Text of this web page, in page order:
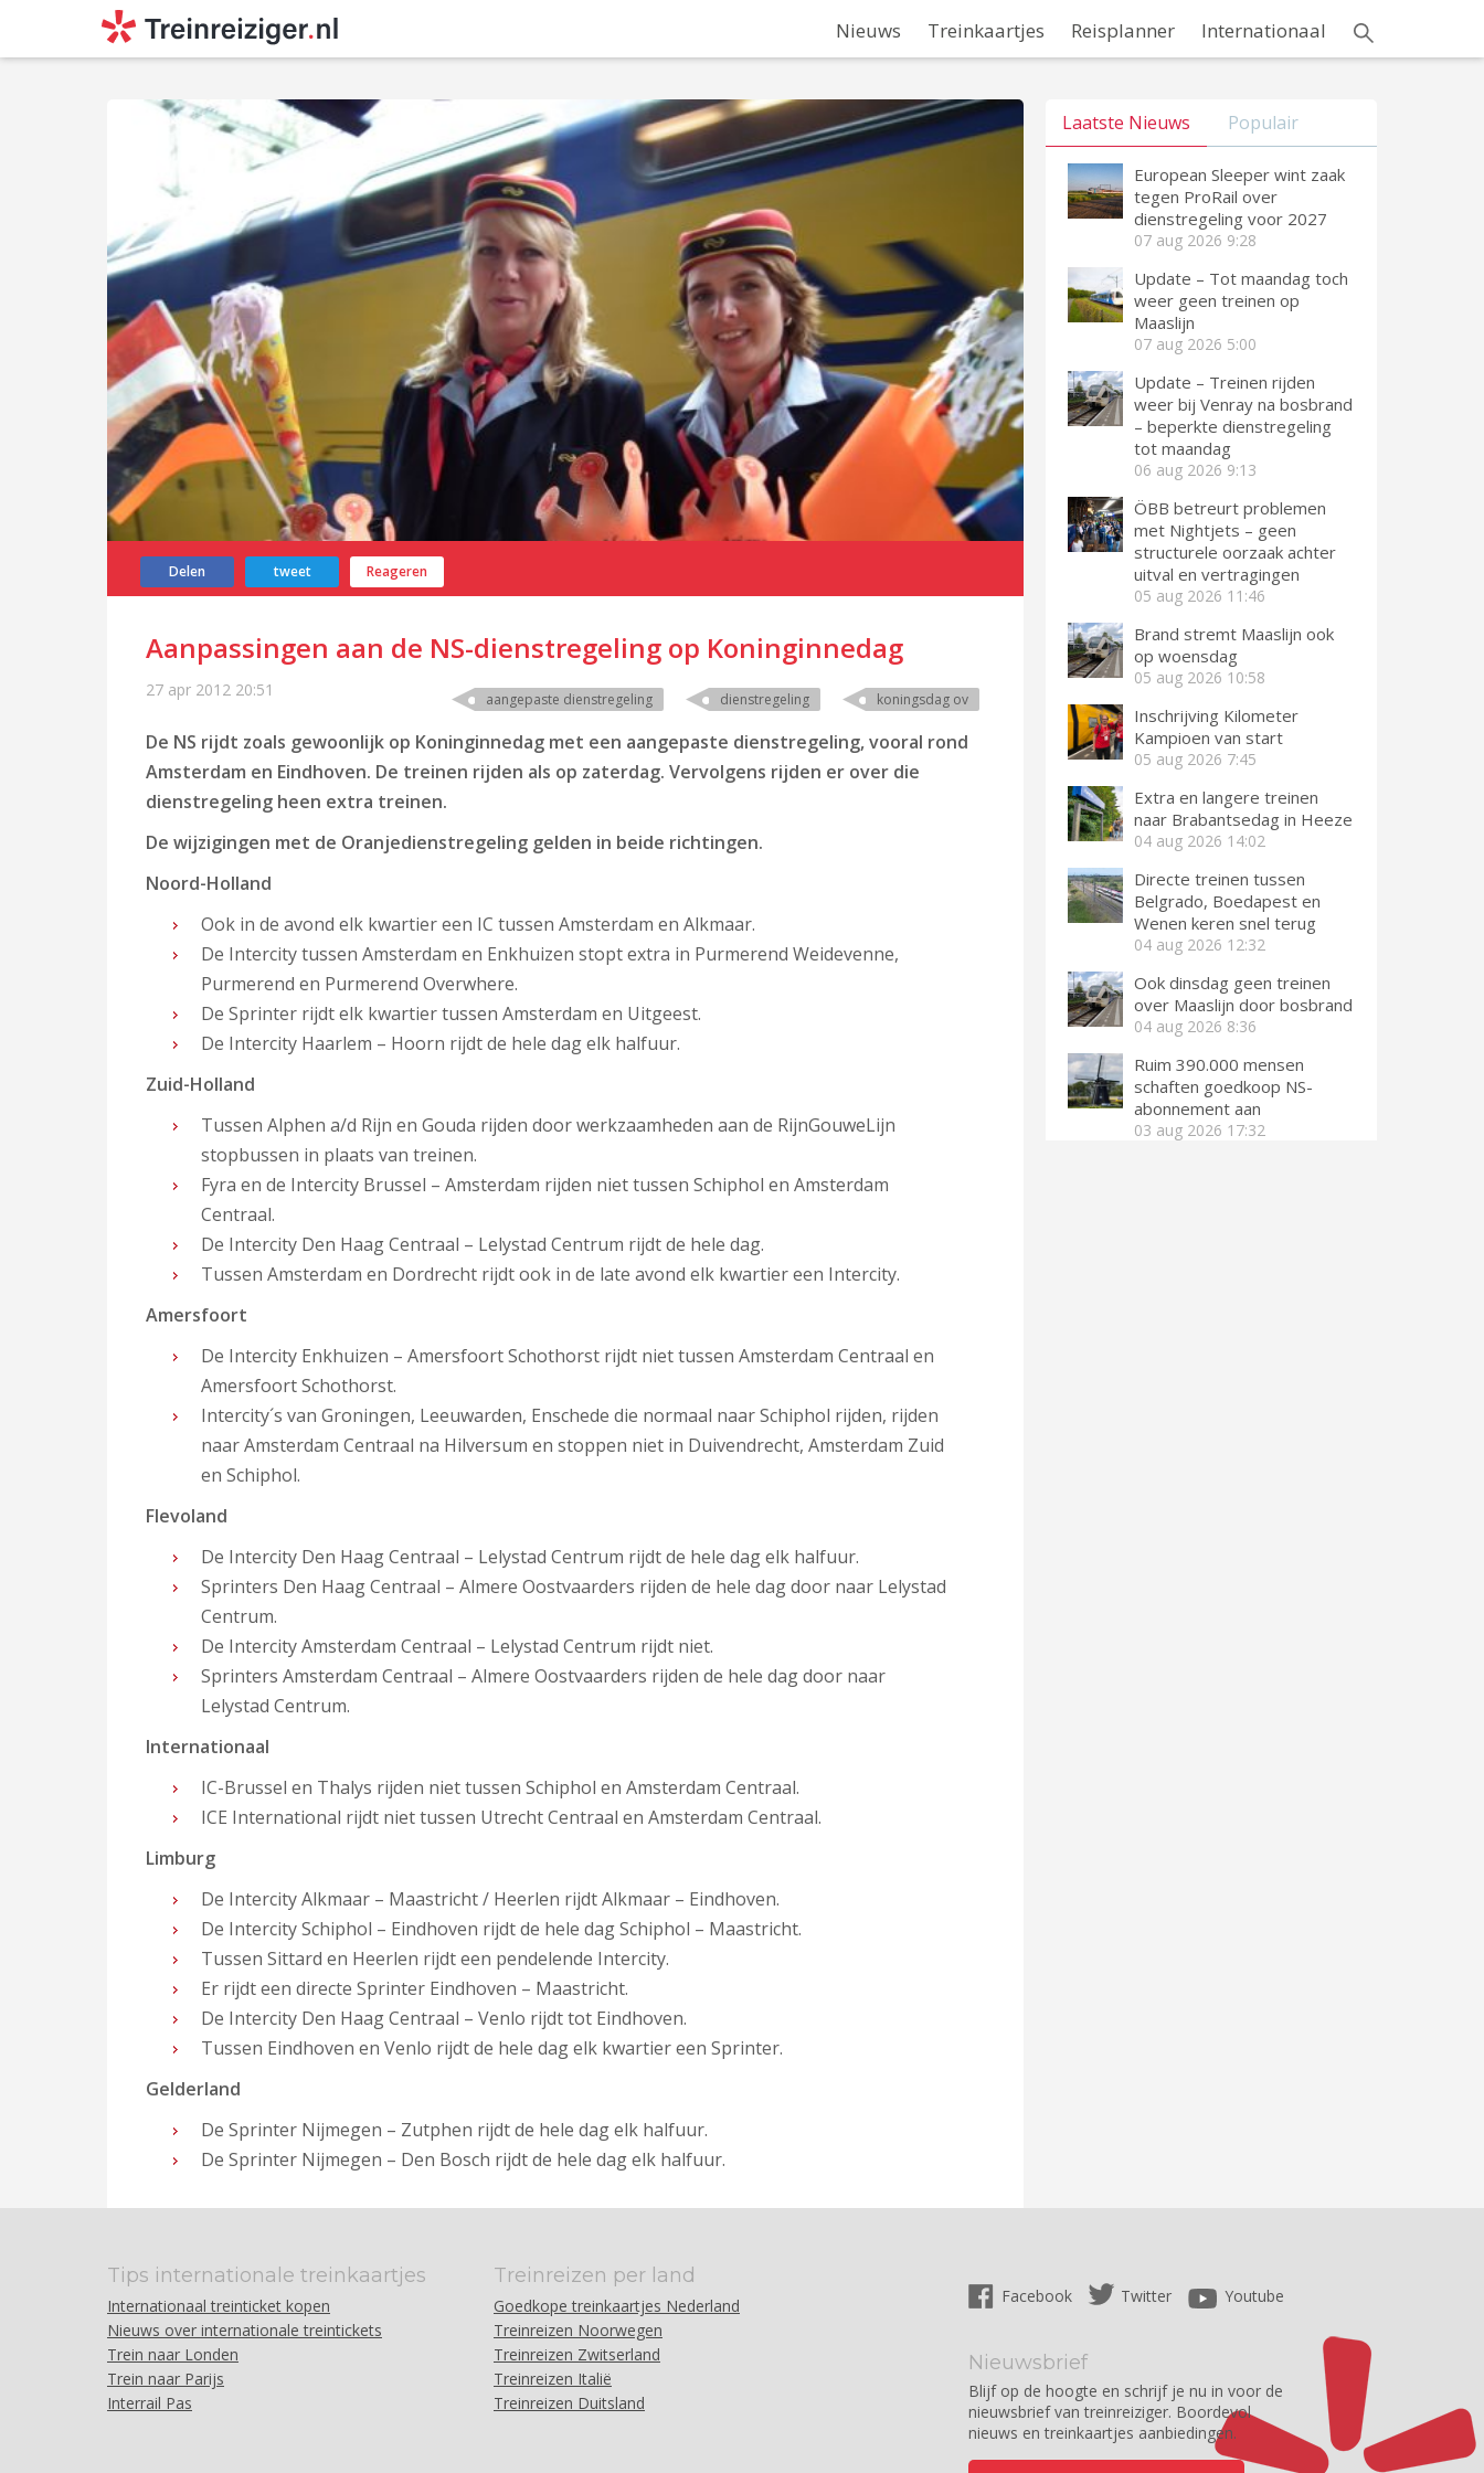
Nieuws Treinkaartjes Reisplanner Internationaal
Delen tweet Reageren
Aanpassingen aan de NS-dienstregeling op Koninginnedag
27 apr 2012 20:51 aangepaste dienstregeling dienstregeling koningsdag ov
De NS rijdt zoals gewoonlijk op Koninginnedag met een aangepaste dienstregeling, vooral rond
Amsterdam en Eindhoven. De treinen rijden als op zaterdag. Vervolgens rijden er over die
dienstregeling heen extra treinen.
De wijzigingen met de Oranjedienstregeling gelden in beide richtingen.
Noord-Holland
Ook in de avond elk kwartier een IC tussen Amsterdam en Alkmaar.
De Intercity tussen Amsterdam en Enkhuizen stopt extra in Purmerend Weidevenne,
Purmerend en Purmerend Overwhere.
De Sprinter rijdt elk kwartier tussen Amsterdam en Uitgeest.
De Intercity Haarlem – Hoorn rijdt de hele dag elk halfuur.
Zuid-Holland
Tussen Alphen a/d Rijn en Gouda rijden door werkzaamheden aan de RijnGouweLijn
stopbussen in plaats van treinen.
Fyra en de Intercity Brussel – Amsterdam rijden niet tussen Schiphol en Amsterdam
Centraal.
De Intercity Den Haag Centraal – Lelystad Centrum rijdt de hele dag.
Tussen Amsterdam en Dordrecht rijdt ook in de late avond elk kwartier een Intercity.
Amersfoort
De Intercity Enkhuizen – Amersfoort Schothorst rijdt niet tussen Amsterdam Centraal en
Amersfoort Schothorst.
Intercity´s van Groningen, Leeuwarden, Enschede die normaal naar Schiphol rijden, rijden
naar Amsterdam Centraal na Hilversum en stoppen niet in Duivendrecht, Amsterdam Zuid
en Schiphol.
Flevoland
De Intercity Den Haag Centraal – Lelystad Centrum rijdt de hele dag elk halfuur.
Sprinters Den Haag Centraal – Almere Oostvaarders rijden de hele dag door naar Lelystad
Centrum.
De Intercity Amsterdam Centraal – Lelystad Centrum rijdt niet.
Sprinters Amsterdam Centraal – Almere Oostvaarders rijden de hele dag door naar
Lelystad Centrum.
Internationaal
IC-Brussel en Thalys rijden niet tussen Schiphol en Amsterdam Centraal.
ICE International rijdt niet tussen Utrecht Centraal en Amsterdam Centraal.
Limburg
De Intercity Alkmaar – Maastricht / Heerlen rijdt Alkmaar – Eindhoven.
De Intercity Schiphol – Eindhoven rijdt de hele dag Schiphol – Maastricht.
Tussen Sittard en Heerlen rijdt een pendelende Intercity.
Er rijdt een directe Sprinter Eindhoven – Maastricht.
De Intercity Den Haag Centraal – Venlo rijdt tot Eindhoven.
Tussen Eindhoven en Venlo rijdt de hele dag elk kwartier een Sprinter.
Gelderland
De Sprinter Nijmegen – Zutphen rijdt de hele dag elk halfuur.
De Sprinter Nijmegen – Den Bosch rijdt de hele dag elk halfuur.
Laatste Nieuws Populair
European Sleeper wint zaak
tegen ProRail over
dienstregeling voor 2027
07 aug 2026 9:28
Update – Tot maandag toch
weer geen treinen op
Maaslijn
07 aug 2026 5:00
Update – Treinen rijden
weer bij Venray na bosbrand
– beperkte dienstregeling
tot maandag
06 aug 2026 9:13
ÖBB betreurt problemen
met Nightjets – geen
structurele oorzaak achter
uitval en vertragingen
05 aug 2026 11:46
Brand stremt Maaslijn ook
op woensdag
05 aug 2026 10:58
Inschrijving Kilometer
Kampioen van start
05 aug 2026 7:45
Extra en langere treinen
naar Brabantsedag in Heeze
04 aug 2026 14:02
Directe treinen tussen
Belgrado, Boedapest en
Wenen keren snel terug
04 aug 2026 12:32
Ook dinsdag geen treinen
over Maaslijn door bosbrand
04 aug 2026 8:36
Ruim 390.000 mensen
schaften goedkoop NS-
abonnement aan
03 aug 2026 17:32
Tips internationale treinkaartjes
Internationaal treinticket kopen
Nieuws over internationale treintickets
Trein naar Londen
Trein naar Parijs
Interrail Pas
Treinreizen per land
Goedkope treinkaartjes Nederland
Treinreizen Noorwegen
Treinreizen Zwitserland
Treinreizen Italië
Treinreizen Duitsland
Facebook Twitter Youtube
Nieuwsbrief
Blijf op de hoogte en schrijf je nu in voor de
nieuwsbrief van treinreiziger. Boordevol
nieuws en treinkaartjes aanbiedingen.